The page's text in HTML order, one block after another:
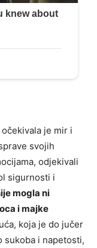
je mir i
svojih
odjekivali
sigurnosti i
mogla ni
i majke
koja je do jučer
sukoba i napetosti,